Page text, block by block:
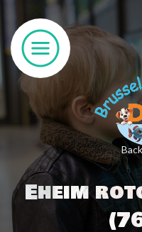
Eheim